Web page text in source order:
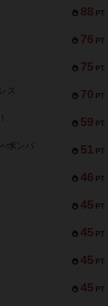
88 PT
76 PT
75 PT
70 PT
ス
59 PT
51 PT
ボンバ
46 PT
45 PT
45 PT
45 PT
45 PT